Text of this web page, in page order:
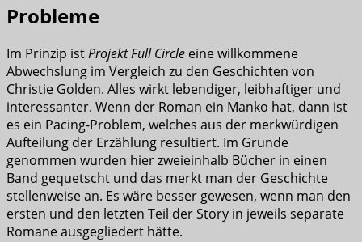
Probleme
Im Prinzip istProjekt Full Circle eine willkommene
Abwechslung im Vergleich zu den Geschichten von
Christie Golden. Alles wirkt lebendiger, leibhaftiger und
interessanter. Wenn der Roman ein Manko hat, dann ist
es ein Pacing-Problem, welches aus der merkwürdigen
Aufteilung der Erzählung resultiert. Im Grunde
genommen wurden hier zweieinhalb Bücher in einen
Band gequetscht und das merkt man der Geschichte
stellenweise an. Es wäre besser gewesen, wenn man den
ersten und den letzten Teil der Story in jeweils separate
Romane ausgegliedert hätte.